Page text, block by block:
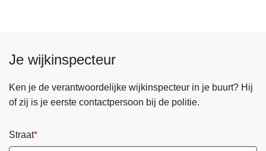
Je wijkinspecteur
Ken je de verantwoordelijke wijkinspecteur in je buurt? Hij
of zij is je eerste contactpersoon bij de politie.
Straat